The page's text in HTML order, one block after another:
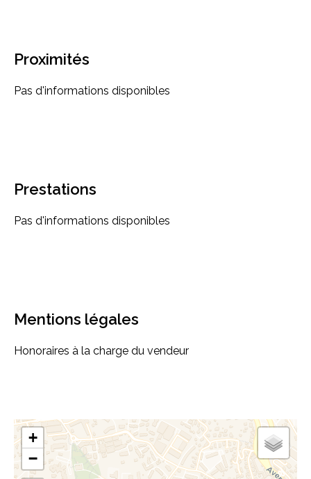
Proximités
Pas d'informations disponibles
Prestations
Pas d'informations disponibles
Mentions légales
Honoraires à la charge du vendeur
+
−